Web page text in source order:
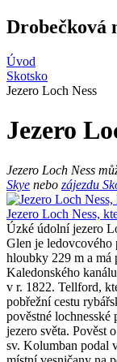
Drobečková
Úvod
Skotsko
Jezero Loch Ness
Jezero
Jezero Loch Ness
Skye nebo zájezdu
Jezero Loch Ness,
Úzké údolní jezero
Glen je ledovcového
hloubky 229 m a má
Kaledonského
v r. 1822. Tellford,
pobřežní cestu
pověstné lochnesské
jezero světa. Pověst
sv. Kolumban podal